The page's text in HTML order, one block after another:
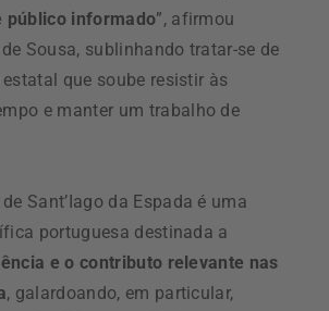
público informado”, afirmou
Sousa, sublinhando tratar-se de
que soube resistir às
e manter um trabalho de
Sant’Iago da Espada é uma
portuguesa destinada a
e o contributo relevante nas
, galardoando, em particular,